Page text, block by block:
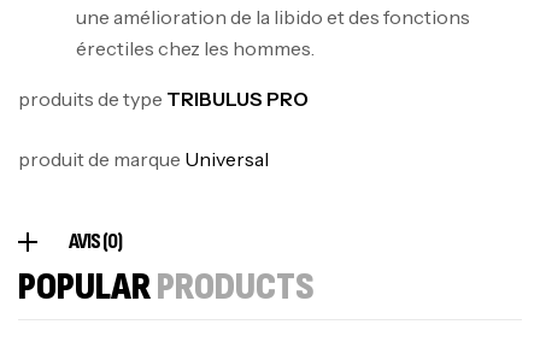
une amélioration de la libido et des fonctions
érectiles chez les hommes.
produits de type TRIBULUS PRO
produit de marque Universal
AVIS (0)
POPULARPRODUCTS
100% Pure Whey – 2,27kg – BIOTECHUSA
Autres
د.ت